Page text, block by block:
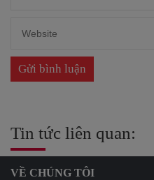
Tin tức liên quan:
VỀ CHÚNG TÔI